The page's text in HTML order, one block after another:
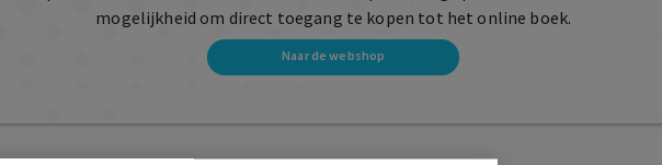
mogelijkheid om direct toegang te kopen tot het online boek.
Naar de webshop